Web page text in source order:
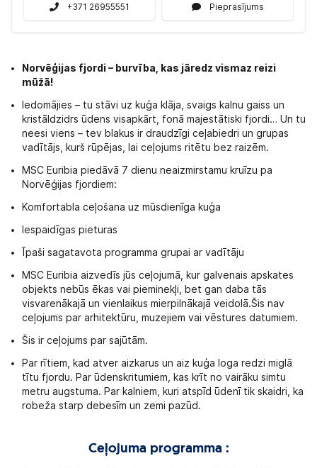
+371 26955551 Pieprasījums
Norvēģijas fjordi – burvība, kas jāredz vismaz reizi
mūžā!
Iedomājies – tu stāvi uz kuģa klāja, svaigs kalnu gaiss un
kristāldzidrs ūdens visapkārt, fonā majestātiski fjordi… Un tu
neesi viens – tev blakus ir draudzīgi ceļabiedri un grupas
vadītājs, kurš rūpējas, lai ceļojums ritētu bez raizēm.
MSC Euribia piedāvā 7 dienu neaizmirstamu kruīzu pa
Norvēģijas fjordiem:
Komfortabla ceļošana uz mūsdienīga kuģa
Iespaidīgas pieturas
Īpaši sagatavota programma grupai ar vadītāju
MSC Euribia aizvedīs jūs ceļojumā, kur galvenais apskates
objekts nebūs ēkas vai pieminekļi, bet gan daba tās
visvarenākajā un vienlaikus mierpilnākajā veidolā.Šis nav
ceļojums par arhitektūru, muzejiem vai vēstures datumiem.
Šis ir ceļojums par sajūtām.
Par rītiem, kad atver aizkarus un aiz kuģa loga redzi miglā
tītu fjordu. Par ūdenskritumiem, kas krīt no vairāku simtu
metru augstuma. Par kalniem, kuri atspīd ūdenī tik skaidri, ka
robeža starp debesīm un zemi pazūd.
Ceļojuma programma :